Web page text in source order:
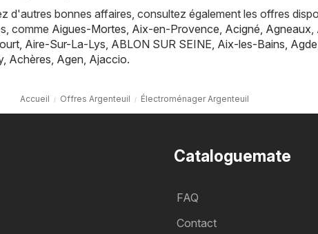
d'autres bonnes affaires, consultez également les offres
comme Aigues-Mortes, Aix-en-Provence, Acigné, Agneaux,
, Aire-Sur-La-Lys, ABLON SUR SEINE, Aix-les-Bains, Agde
, Achères, Agen, Ajaccio.
Accueil Offres Argenteuil Électroménager Argenteuil
Cataloguemate
FAQ
Contact